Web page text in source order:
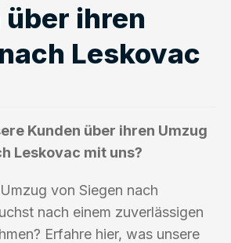
über ihren
Leskovac
Kunden über ihren Umzug
Leskovac mit uns?
von Siegen nach
nach einem zuverlässigen
Erfahre hier, was unsere